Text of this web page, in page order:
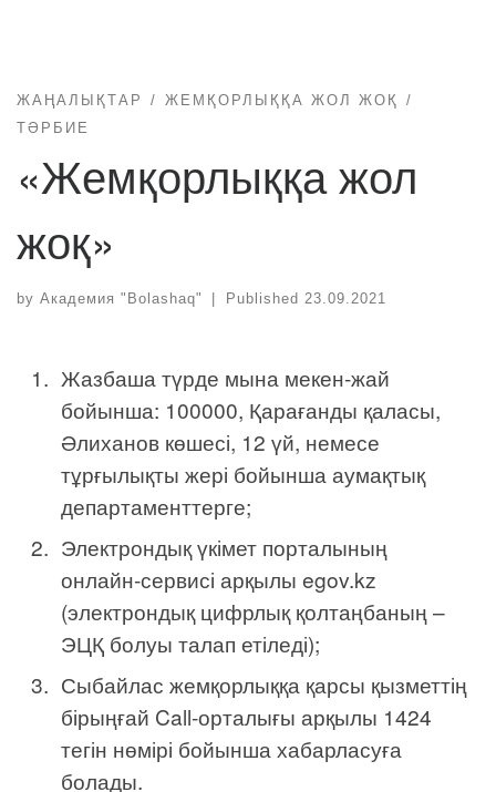
ЖАҢАЛЫҚТАР
ЖЕМҚОРЛЫҚҚА ЖОЛ ЖОҚ
ТӘРБИЕ
«Жемқорлыққа жол
жоқ»
by Академия "Bolashaq" Published 23.09.2021
Жазбаша түрде мына мекен-жай
бойынша: 100000, Қарағанды қаласы,
Әлиханов көшесі, 12 үй, немесе
тұрғылықты жері бойынша аумақтық
департаменттерге;
Электрондық үкімет порталының
онлайн-сервисі арқылы egov.kz
(электрондық цифрлық қолтаңбаның –
ЭЦҚ болуы талап етіледі);
Сыбайлас жемқорлыққа қарсы қызметтің
бірыңғай Call-орталығы арқылы 1424
тегін нөмірі бойынша хабарласуға
болады.